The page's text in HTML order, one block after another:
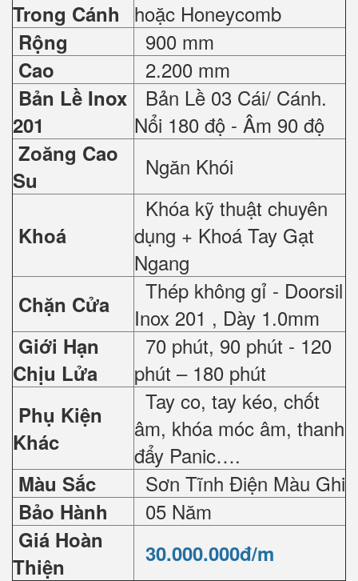
Trong Cánh hoặc Honeycomb
Rộng 900 mm
Cao 2.200 mm
Bản Lề Inox
201
Bản Lề 03 Cái/ Cánh.
Nổi 180 độ - Âm 90 độ
Zoăng Cao
Su
Ngăn Khói
Khoá
Khóa kỹ thuật chuyên
dụng + Khoá Tay Gạt
Ngang
Chặn Cửa
Thép không gỉ - Doorsil
Inox 201 , Dày 1.0mm
Giới Hạn
Chịu Lửa
70 phút, 90 phút - 120
phút – 180 phút
Phụ Kiện
Khác
Tay co, tay kéo, chốt
âm, khóa móc âm, thanh
đẩy Panic….
Màu Sắc Sơn Tĩnh Điện Màu Ghi
Bảo Hành 05 Năm
Giá Hoàn
Thiện
30.000.000đ/m